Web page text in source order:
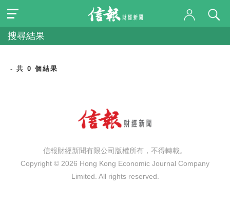
搜尋結果
- 共 0 個結果
信報財經新聞有限公司版權所有，不得轉載。
Copyright © 2026 Hong Kong Economic Journal Company
Limited. All rights reserved.